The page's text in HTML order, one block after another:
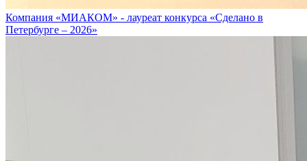
Компания «МИАКОМ» - лауреат конкурса «Сделано в
Петербурге – 2026»